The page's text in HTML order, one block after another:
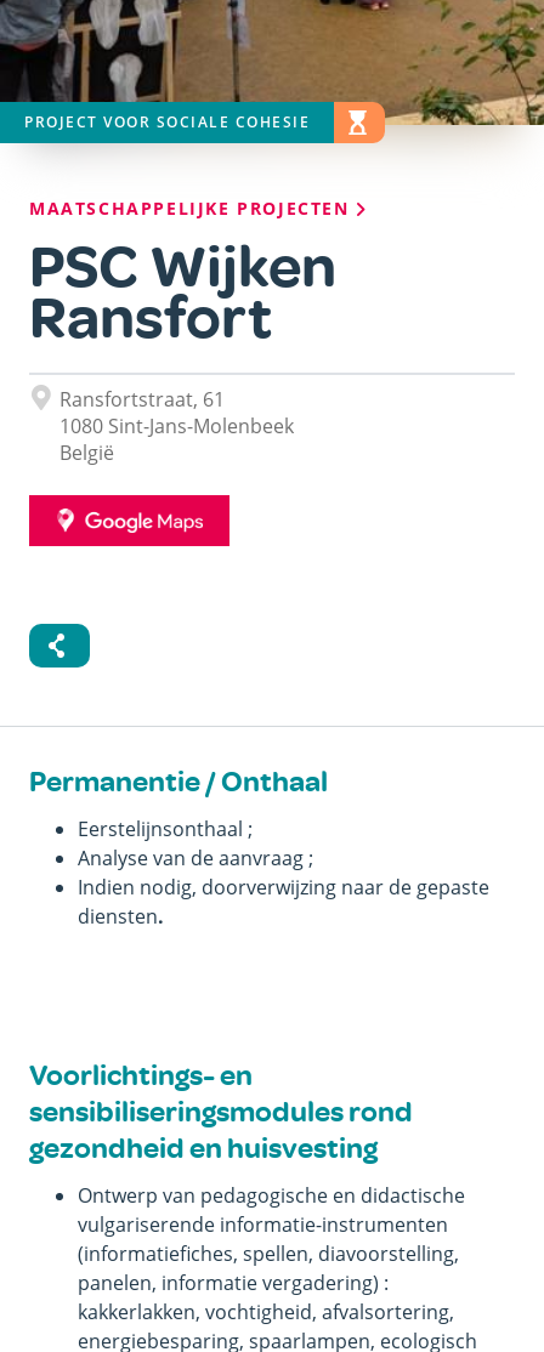
Kruimelpad
MAATSCHAPPELIJKE PROJECTEN
PSC Wijken
Ransfort
AdresRansfortstraat, 61
1080 Sint-Jans-Molenbeek
België
GOOGLE
PROJECT VOOR SOCIALE COHESIE STATUS
WERKEN AAN DE GANG
Permanentie / Onthaal
Eerstelijnsonthaal ;
Analyse van de aanvraag ;
Indien nodig, doorverwijzing naar de gepaste
diensten.
Voorlichtings- en
sensibiliseringsmodules rond
gezondheid en huisvesting
Ontwerp van pedagogische en didactische
vulgariserende informatie-instrumenten
(informatiefiches, spellen, diavoorstelling,
panelen, informatie vergadering) :
kakkerlakken, vochtigheid, afvalsortering,
energiebesparing, spaarlampen, ecologisch